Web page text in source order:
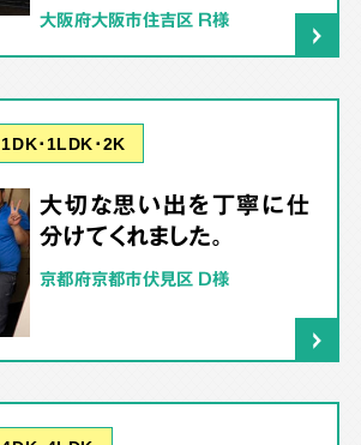
大阪府大阪市住吉区 R様
1DK･1LDK･2K
大切な思い出を丁寧に仕
分けてくれました。
京都府京都市伏見区 D様